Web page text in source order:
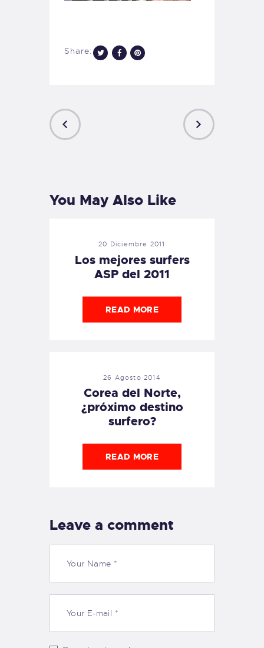
Share:
You May Also Like
20 Diciembre 2011
Los mejores surfers
ASP del 2011
READ MORE
26 Agosto 2014
Corea del Norte,
¿próximo destino
surfero?
READ MORE
Leave a comment